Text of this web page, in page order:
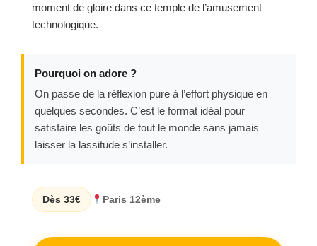
moment de gloire dans ce temple de l’amusement
technologique.
Pourquoi on adore ?
On passe de la réflexion pure à l’effort physique en
quelques secondes. C’est le format idéal pour
satisfaire les goûts de tout le monde sans jamais
laisser la lassitude s’installer.
Dès 33€ Paris 12ème